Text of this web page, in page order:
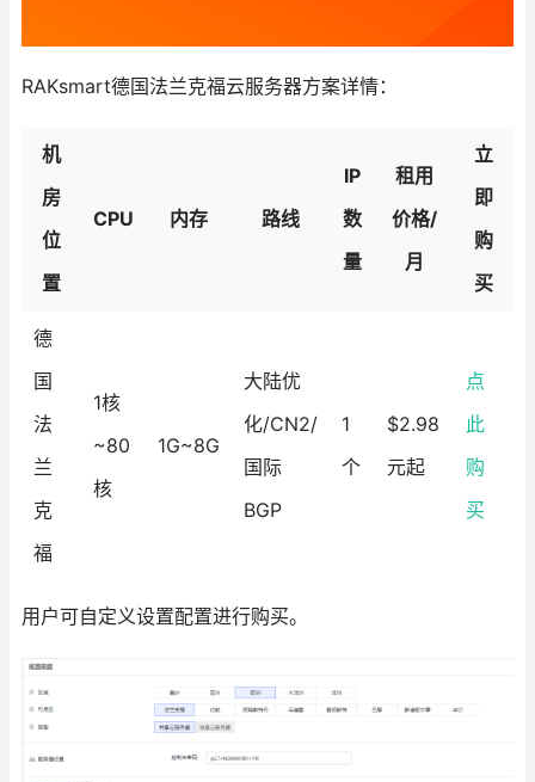
RAKsmart德国法兰克福云服务器方案详情：
机
房
位
置
CPU 内存 路线
IP
数
量
租用
价格/
月
立
即
购
买
德
国
法
兰
克
福
1核
~80
核
1G~8G
大陆优
化/CN2/
国际
BGP
1
个
$2.98
元起
点
此
购
买
用户可自定义设置配置进行购买。